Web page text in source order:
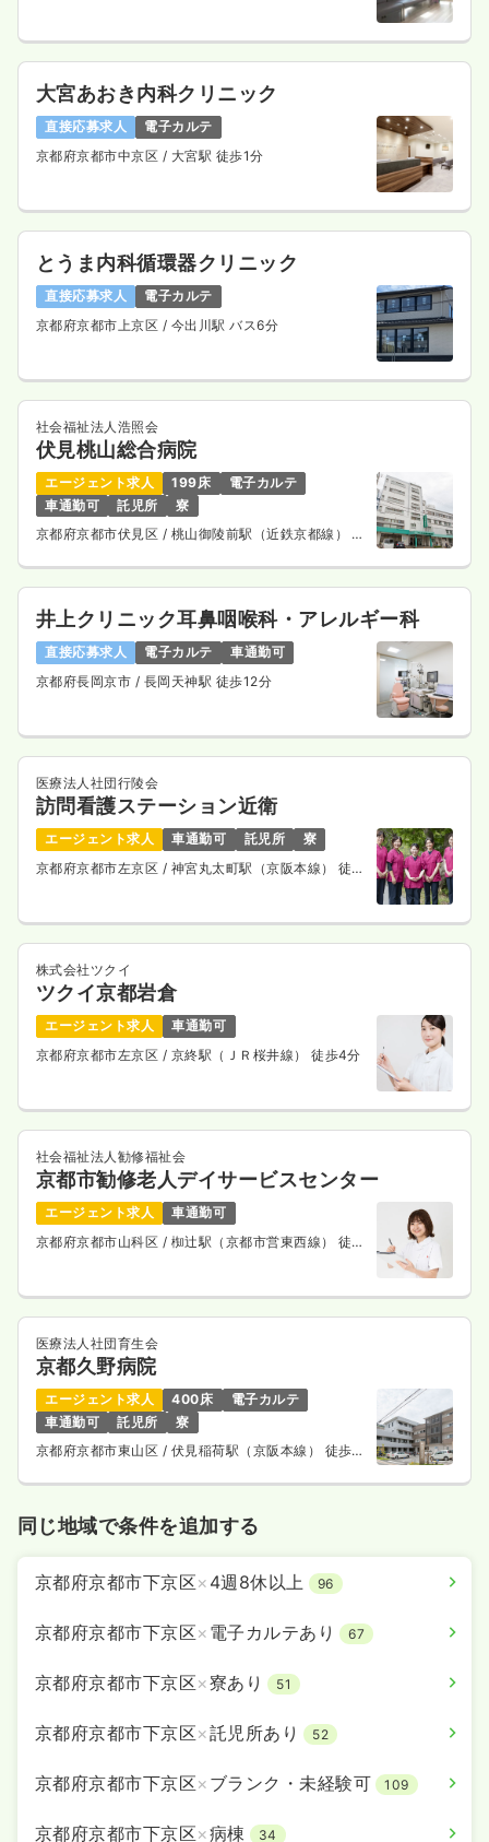
日祝休み
ブランク可 第二新卒可 時給1,600円以上可
気になる
一般病院
給与 23.3〜32.4万円/月 賞与3.6ヶ月
※一例
時間 9:00～17:00（休憩60分）
ブランク可
第二新卒可
月給32万円以上可
気になる
日勤のみ（パート）
1,640
時間 9:00～17:00（休憩60分）
日祝休み
オンコールあり ブランク可
第二新卒可
時給1,600円以上可
気になる
透析正・准看護師
日勤のみ（常勤）
給与 23.8〜32.9 万円/月 賞与3.6ヶ月
気になる
大宮あおき内科クリニック
直接応募求人
電子カルテ
京都府京都市中京区 / 大宮駅 徒歩1分
とうま内科循環器クリニック
直接応募求人
電子カルテ
京都府京都市上京区 / 今出川駅 バス6分
社会福祉法人浩照会
伏見桃山総合病院
エージェント求人 199床
電子カルテ
車通勤可
託児所
寮
京都府京都市伏見区 / 桃山御陵前駅（近鉄京都線） 徒
井上クリニック耳鼻咽喉科・アレルギー科
直接応募求人 電子カルテ
車通勤可
京都府長岡京市 / 長岡天神駅 徒歩12分
医療法人社団行陵会
訪問看護ステーション近衛
エージェント求人 車通勤可 託児所
寮
京都府京都市左京区 / 神宮丸太町駅（京阪本線） 徒歩
株式会社ツクイ
ツクイ京都岩倉
エージェント求人
車通勤可
京都府京都市左京区 / 京終駅（ＪＲ桜井線） 徒歩4分
社会福祉法人勧修福祉会
京都市勧修老人デイサービスセンター
エージェント求人
車通勤可
京都府京都市山科区 / 椥辻駅（京都市営東西線） 徒歩
医療法人社団育生会
京都久野病院
エージェント求人 400床
電子カルテ
車通勤可
託児所
寮
京都府京都市東山区 / 伏見稲荷駅（京阪本線） 徒歩5
同じ地域で条件を追加する
京都府京都市下京区× 4週8休以上 96
京都府京都市下京区× 電子カルテあり 67
京都府京都市下京区×寮あり 51
京都府京都市下京区×託児所あり 52
京都府京都市下京区× ブランク・未経験可 109
京都府京都市下京区×病棟 34